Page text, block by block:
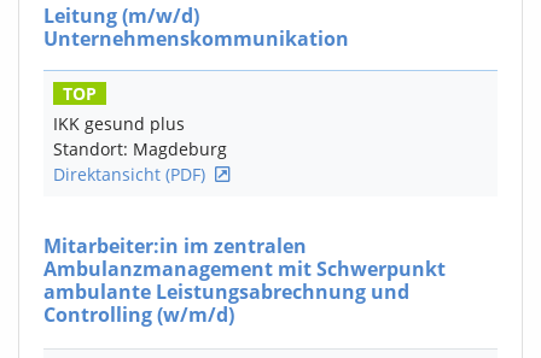
Leitung(m/w/d)
Unternehmenskommunikation
TOP
IKK gesund plus
Standort: Magdeburg
Direktansicht (PDF)
Mitarbeiter:in im zentralen
Ambulanzmanagement mit Schwerpunkt
ambulante Leistungsabrechnung und
Controlling(w/m/d)